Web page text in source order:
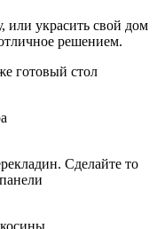
или украсить свой дом
решением.
готовый стол
Сделайте то